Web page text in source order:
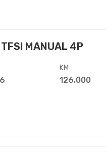
MANUAL 4P
KM
126.000